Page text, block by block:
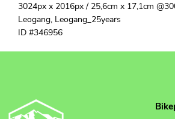
3024px x 2016px / 25,6cm x 17,1cm
Leogang, Leogang_25years
ID #346956